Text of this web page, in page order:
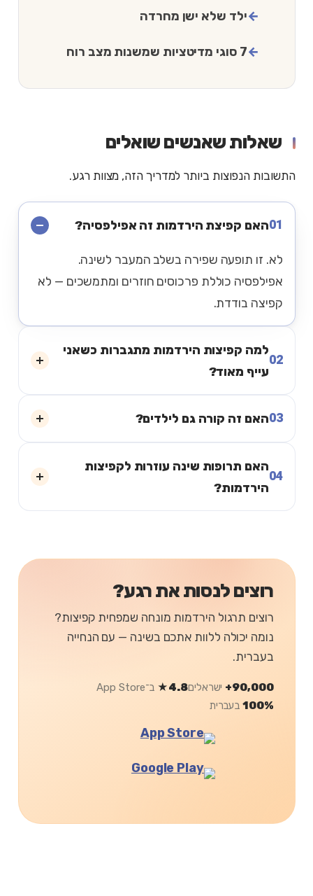
ילד שלא ישן מחרדה
7 סוגי מדיטציות שמשנות מצב רוח
שאלות שאנשים שואלים
התשובות הנפוצות ביותר למדריך הזה, מצוות רגע.
01האם קפיצת הירדמות זה אפילפסיה?
לא. זו תופעה שפירה בשלב המעבר לשינה.
אפילפסיה כוללת פרכוסים חוזרים ומתמשכים — לא
קפיצה בודדת.
02
למה קפיצות הירדמות מתגברות כשאני
עייף מאוד?
03האם זה קורה גם לילדים?
04
האם תרופות שינה עוזרות לקפיצות
הירדמות?
רוצים לנסות את רגע?
רוצים תרגול הירדמות מונחה שמפחית קפיצות?
נומה יכולה ללוות אתכם בשינה — עם הנחייה
בעברית.
90,000+ ישראלים4.8★
ב־App Store
100%בעברית